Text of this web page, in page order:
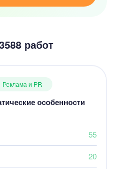
работ
Реклама и PR
особенности
55
20